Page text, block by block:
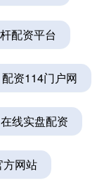
配资平台
配资114门户网
在线实盘配资
方网站